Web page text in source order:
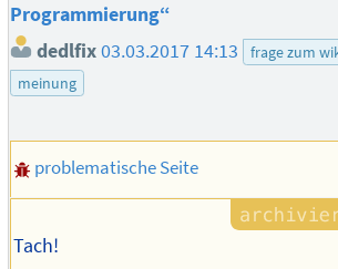
Programmierung“
dedlfix03.03.2017 14:13
frage zum
meinung
problematische Seite
Tach!